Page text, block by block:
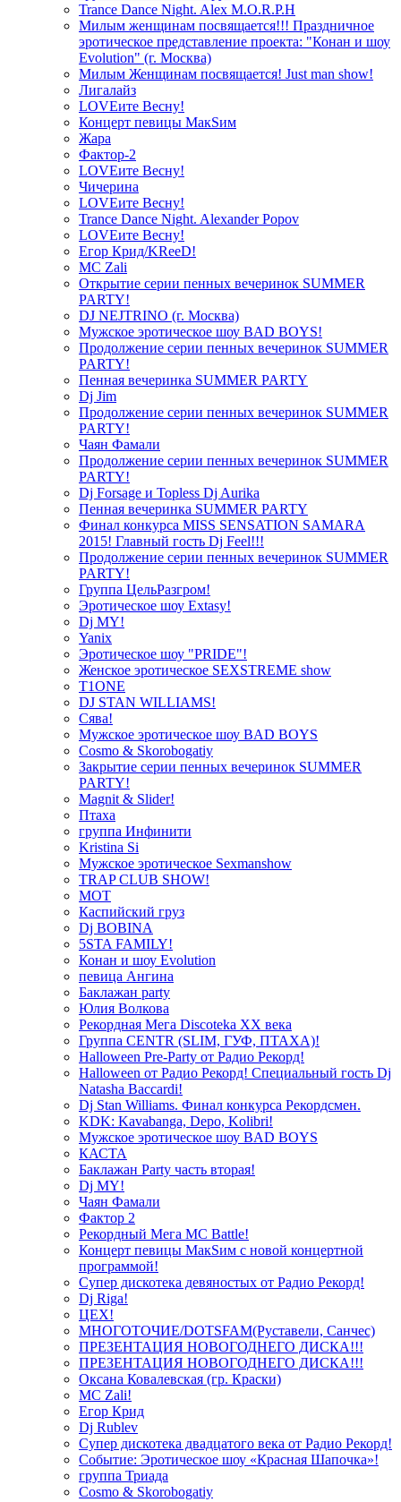
Trance Dance Night. Alex M.O.R.P.H
Милым женщинам посвящается!!! Праздничное
эротическое представление проекта: "Конан и шоу
Evolution" (г. Москва)
Милым Женщинам посвящается! Just man show!
Лигалайз
LOVEите Весну!
Концерт певицы МакSим
Жара
Фактор-2
LOVEите Весну!
Чичерина
LOVEите Весну!
Trance Dance Night. Alexander Popov
LOVEите Весну!
Егор Крид/KReeD!
MC Zali
Открытие серии пенных вечеринок SUMMER
PARTY!
DJ NEJTRINO (г. Москва)
Мужское эротическое шоу BAD BOYS!
Продолжение серии пенных вечеринок SUMMER
PARTY!
Пенная вечеринка SUMMER PARTY
Dj Jim
Продолжение серии пенных вечеринок SUMMER
PARTY!
Чаян Фамали
Продолжение серии пенных вечеринок SUMMER
PARTY!
Dj Forsage и Topless Dj Aurika
Пенная вечеринка SUMMER PARTY
Финал конкурса MISS SENSATION SAMARA
2015! Главный гость Dj Feel!!!
Продолжение серии пенных вечеринок SUMMER
PARTY!
Группа ЦельРазгром!
Эротическое шоу Extasy!
Dj MY!
Yanix
Эротическое шоу "PRIDE"!
Женское эротическое SEXSTREME show
T1ONE
DJ STAN WILLIAMS!
Сява!
Мужское эротическое шоу BAD BOYS
Cosmo & Skorobogatiy
Закрытие серии пенных вечеринок SUMMER
PARTY!
Magnit & Slider!
Птаха
группа Инфинити
Kristina Si
Мужское эротическое Sexmanshow
TRAP CLUB SHOW!
МОТ
Каспийский груз
Dj BOBINA
5STA FAMILY!
Конан и шоу Evolution
певица Ангина
Баклажан party
Юлия Волкова
Рекордная Мега Discoteka XX века
Группа CENTR (SLIM, ГУФ, ПТАХА)!
Halloween Pre-Party от Радио Рекорд!
Halloween от Радио Рекорд! Специальный гость Dj
Natasha Baccardi!
Dj Stan Williams. Финал конкурса Рекордсмен.
KDK: Kavabanga, Depo, Kolibri!
Мужское эротическое шоу BAD BOYS
КАСТА
Баклажан Party часть вторая!
Dj MY!
Чаян Фамали
Фактор 2
Рекордный Мега МС Battle!
Концерт певицы МакSим с новой концертной
программой!
Супер дискотека девяностых от Радио Рекорд!
Dj Riga!
ЦЕХ!
МНОГОТОЧИЕ/DOTSFAM(Руставели, Санчес)
ПРЕЗЕНТАЦИЯ НОВОГОДНЕГО ДИСКА!!!
ПРЕЗЕНТАЦИЯ НОВОГОДНЕГО ДИСКА!!!
Оксана Ковалевская (гр. Краски)
MC Zali!
Егор Крид
Dj Rublev
Супер дискотека двадцатого века от Радио Рекорд!
Событие: Эротическое шоу «Красная Шапочка»!
группа Триада
Cosmo & Skorobogatiy